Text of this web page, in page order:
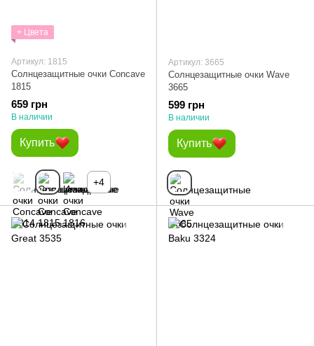
+ Цвета
Артикул: 1815
Солнцезащитные очки Concave
1815
659 грн
В наличии
Купить
+4
Артикул: 3665
Солнцезащитные очки Wave
3665
599 грн
В наличии
Купить